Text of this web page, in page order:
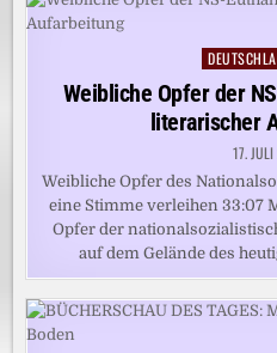
Posted
Weibliche Opfer der
literarischer
17.
Weibliche Opfer des
eine Stimme verleihen 33:07
Opfer der
auf dem Gelände des